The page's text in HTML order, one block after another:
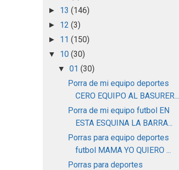
► 13 (146)
► 12 (3)
► 11 (150)
▼ 10 (30)
▼01(30)
Porra de mi equipo deportes
CERO EQUIPO AL BASURER...
Porra de mi equipo futbol EN
ESTA ESQUINA LA BARRA...
Porras para equipo deportes
futbol MAMA YO QUIERO ...
Porras para deportes